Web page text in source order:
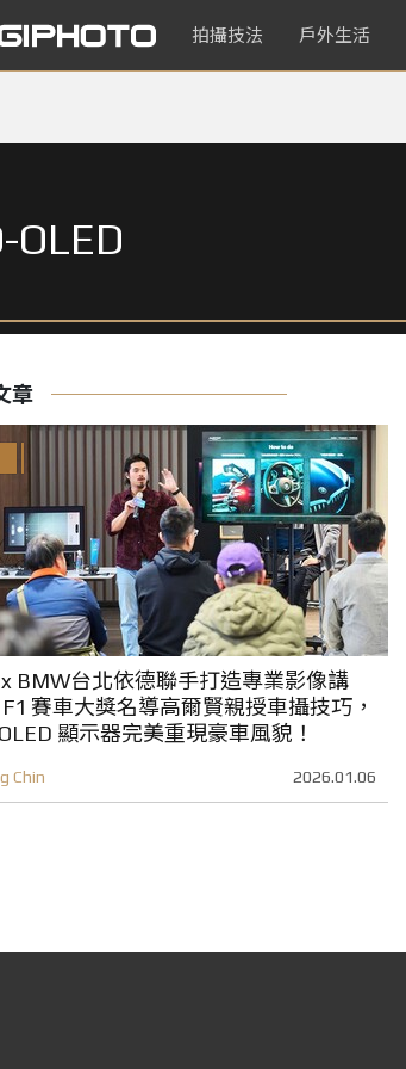
拍攝技法 戶外生活
OLED
章
x BMW台北依德聯手打造專業影像講
賽車大獎名導高爾賢親授車攝技巧，
顯示器完美重現豪車風貌！
Chin 2026.01.06